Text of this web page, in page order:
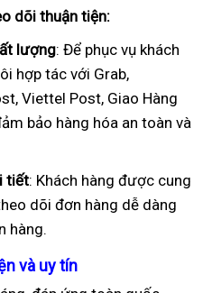
dõi thuận tiện:
lượng: Để phục vụ khách
hợp tác với Grab,
Viettel Post, Giao Hàng
bảo hàng hóa an toàn và
tiết: Khách hàng được cung
dõi đơn hàng dễ dàng
hàng.
và uy tín